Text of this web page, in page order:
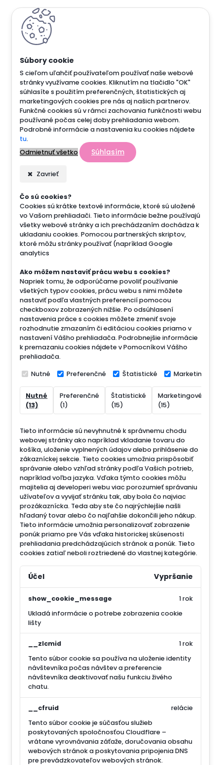
S cieľom uľahčiť používateľom používať naše webové
stránky využívame cookies. Kliknutím na tlačidlo "OK"
súhlasíte s použitím preferenčných, štatistických aj
marketingových cookies pre nás aj našich partnerov.
Funkčné cookies sú v rámci zachovania funkčnosti webu
používané počas celej doby prehliadania webom.
Podrobné informácie a nastavenia ku cookies nájdete
tu.
Odmietnuť všetko
Súhlasím
Zavrieť
Čo sú cookies?
Cookies sú krátke textové informácie, ktoré sú uložené
vo Vašom prehliadači. Tieto informácie bežne používajú
všetky webové stránky a ich prechádzaním dochádza k
ukladaniu cookies. Pomocou partnerských skriptov,
ktoré môžu stránky používať (napríklad Google
analytics
Ako môžem nastaviť prácu webu s cookies?
Napriek tomu, že odporúčame povoliť používanie
všetkých typov cookies, prácu webu s nimi môžete
nastaviť podľa vlastných preferencií pomocou
checkboxov zobrazených nižšie. Po odsúhlasení
nastavenia práce s cookies môžete zmeniť svoje
rozhodnutie zmazaním či editáciou cookies priamo v
nastavení Vášho prehliadača. Podrobnejšie informácie
k premazaniu cookies nájdete v Pomocníkovi Vášho
prehliadača.
Nutné Preferenčné Štatistické Marketingové
Nutné
(13)
Preferenčné
(1)
Štatistické
(15)
Marketingové
(15)
Tieto informácie sú nevyhnutné k správnemu chodu
webovej stránky ako napríklad vkladanie tovaru do
košíka, uloženie vyplnených údajov alebo prihlásenie do
zákazníckej sekcie. Tieto cookies umožnia prispôsobiť
správanie alebo vzhľad stránky podľa Vašich potrieb,
napríklad voľba jazyka. Vďaka týmto cookies môžu
majitelia aj developeri webu viac porozumieť správaniu
užívateľov a vyvijať stránku tak, aby bola čo najviac
prozákaznícka. Teda aby ste čo najrýchlejšie našli
hľadaný tovar alebo čo najľahšie dokončili jeho nákup.
Tieto informácie umožnia personalizovať zobrazenie
ponúk priamo pre Vás vďaka historickej skúsenosti
prehliadania predchádzajúcich stránok a ponúk. Tieto
cookies zatiaľ neboli roztriedené do vlastnej kategórie.
Účel Vypršanie
show_cookie_message
Ukladá informácie o potrebe zobrazenia cookie
lišty
1 rok
__zlcmid
Tento súbor cookie sa používa na uloženie identity
návštevníka počas návštev a preferencie
návštevníka deaktivovať našu funkciu živého
chatu.
1 rok
__cfruid
Tento súbor cookie je súčasťou služieb
poskytovaných spoločnosťou Cloudflare –
vrátane vyrovnávania záťaže, doručovania obsahu
webových stránok a poskytovania pripojenia DNS
pre prevádzkovateľov webových stránok.
relácie